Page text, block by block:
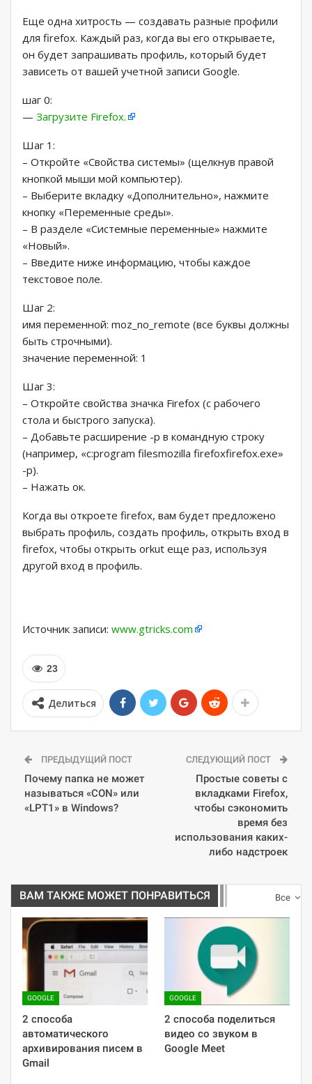
Еще одна хитрость — создавать разные профили
для firefox. Каждый раз, когда вы его открываете,
он будет запрашивать профиль, который будет
зависеть от вашей учетной записи Google.
шаг 0:
— Загрузите Firefox.
Шаг 1:
– Откройте «Свойства системы» (щелкнув правой
кнопкой мыши мой компьютер).
– Выберите вкладку «Дополнительно», нажмите
кнопку «Переменные среды».
– В разделе «Системные переменные» нажмите
«Новый».
– Введите ниже информацию, чтобы каждое
текстовое поле.
Шаг 2:
имя переменной: moz_no_remote (все буквы должны
быть строчными).
значение переменной: 1
Шаг 3:
– Откройте свойства значка Firefox (с рабочего
стола и быстрого запуска).
– Добавьте расширение -p в командную строку
(например, «c:program filesmozilla firefoxfirefox.exe»
-p).
– Нажать ок.
Когда вы откроете firefox, вам будет предложено
выбрать профиль, создать профиль, открыть вход в
firefox, чтобы открыть orkut еще раз, используя
другой вход в профиль.
Источник записи: www.gtricks.com
23
Делиться
ПРЕДЫДУЩИЙ ПОСТ
Почему папка не может
называться «CON» или
«LPT1» в Windows?
СЛЕДУЮЩИЙ ПОСТ
Простые советы с
вкладками Firefox,
чтобы сэкономить
время без
использования каких-
либо надстроек
Все
ВАМ ТАКЖЕ МОЖЕТ ПОНРАВИТЬСЯ
GOOGLE
2 способа
автоматического
архивирования писем в
Gmail
GOOGLE
2 способа поделиться
видео со звуком в
Google Meet